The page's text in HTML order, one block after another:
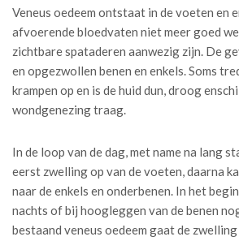
Veneus oedeem ontstaat in de voeten en
afvoerende bloedvaten niet meer goed
zichtbare spataderen aanwezig zijn. De
en opgezwollen benen en enkels. Soms
krampen op en is de huid dun, droog
wondgenezing traag.
In de loop van de dag, met name na lang
eerst zwelling op van de voeten, daarna
naar de enkels en onderbenen. In het
nachts of bij hoogleggen van de benen
bestaand veneus oedeem gaat de